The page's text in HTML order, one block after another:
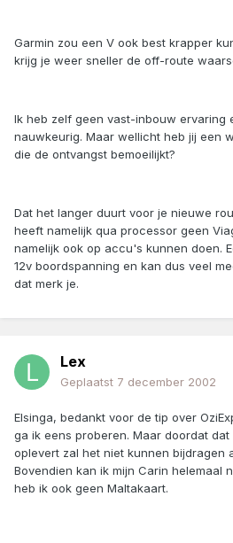
Garmin zou een V ook best krapper
krijg je weer sneller de off-route
Ik heb zelf geen vast-inbouw ervaring
nauwkeurig. Maar wellicht heb jij een
die de ontvangst bemoeilijkt?
Dat het langer duurt voor je nieuwe
heeft namelijk qua processor geen
namelijk ook op accu's kunnen doen.
12v boordspanning en kan dus veel
dat merk je.
Lex
Geplaatst 7 december 2002
Elsinga, bedankt voor de tip over
ga ik eens proberen. Maar doordat
oplevert zal het niet kunnen bijdragen
Bovendien kan ik mijn Carin helemaal
heb ik ook geen Maltakaart.